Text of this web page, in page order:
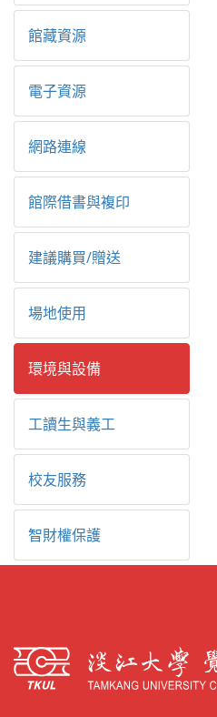
館藏資源
電子資源
網路連線
館際借書與複印
建議購買/贈送
場地使用
環境與設備
工讀生與義工
校友服務
智財權保護